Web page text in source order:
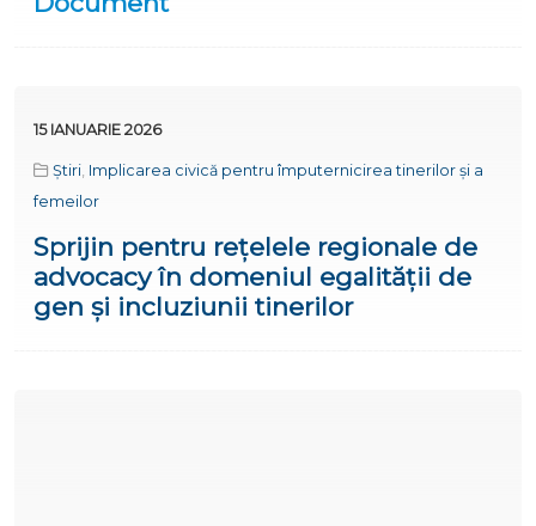
15 IANUARIE 2026
Știri Implicarea civică pentru împuternicirea tinerilor și a
femeilor
Sprijin pentru rețelele regionale de
advocacy în domeniul egalității de
gen și incluziunii tinerilor